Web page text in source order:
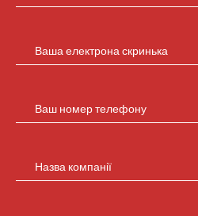
Ваша електрона скринька
Ваш номер телефону
Назва компанії